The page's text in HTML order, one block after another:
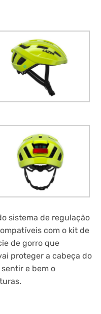
sistema de regulação
com o kit de
de gorro que
proteger a cabeça do
e bem o